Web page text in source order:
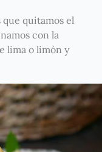
que quitamos el
con la
lima o limón y